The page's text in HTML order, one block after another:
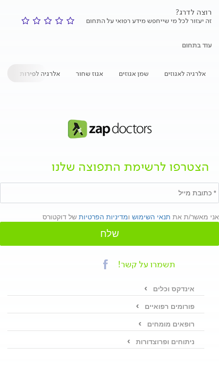
רוצה לדרג?
זה יעזור לכל מי שייחפש מידע רפואי על התחום
עוד בתחום
אלרגיה לאגוזים שמן אגוזים אגוז שחור אלרגיה לפירות
הצטרפו לרשימת התפוצה שלנו
אני מאשר/ת את תנאי השימוש ומדיניות הפרטיות של דוקטורס
שלח
תשמרו על קשר!
אינדקס וכלים
פורומים רפואיים
רופאים מומחים
ניתוחים ופרוצדורות